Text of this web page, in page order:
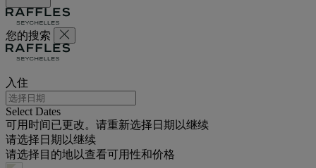
您的搜索
入住
Select Dates
可用时间已更改。请重新选择日期以继续
请选择日期以继续
请选择目的地以查看可用性和价格